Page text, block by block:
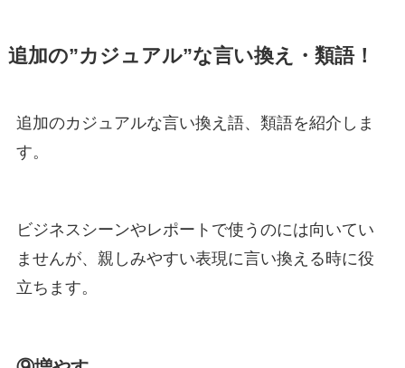
追加の”カジュアル”な言い換え・類語！
追加のカジュアルな言い換え語、類語を紹介しま
す。
ビジネスシーンやレポートで使うのには向いてい
ませんが、親しみやすい表現に言い換える時に役
立ちます。